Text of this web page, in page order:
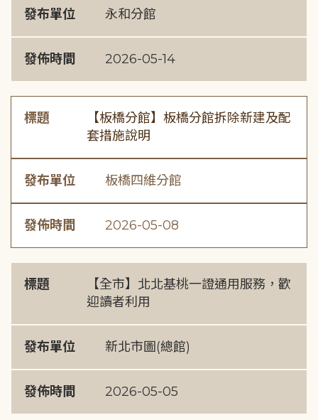
發布單位 永和分館
發佈時間 2026-05-14
標題
【板橋分館】板橋分館拆除新建及配
套措施說明
發布單位 板橋四維分館
發佈時間 2026-05-08
標題
【全市】北北基桃一證通用服務，歡
迎讀者利用
發布單位 新北市圖(總館)
發佈時間 2026-05-05